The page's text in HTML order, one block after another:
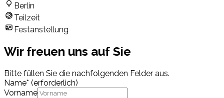
Berlin
Teilzeit
Festanstellung
Wir freuen uns auf Sie
Bitte füllen Sie die nachfolgenden Felder aus.
Name* (erforderlich)
Vorname